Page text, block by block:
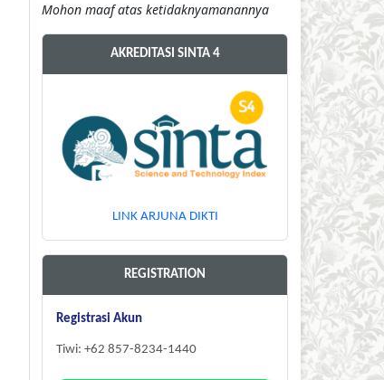
Mohon maaf atas ketidaknyamanannya
AKREDITASI SINTA 4
LINK ARJUNA DIKTI
REGISTRATION
Registrasi Akun
Tiwi: +62 857-8234-1440